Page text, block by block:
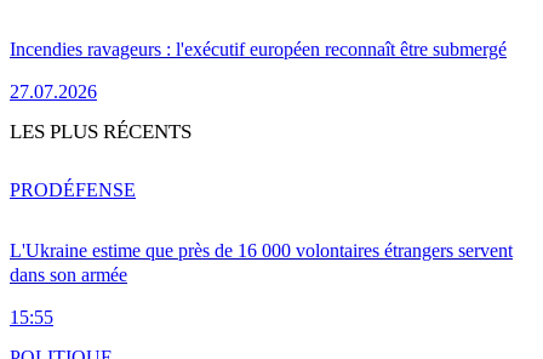
Incendies ravageurs : l'exécutif européen reconnaît être submergé
27.07.2026
LES PLUS RÉCENTS
L'Ukraine estime que près de 16 000 volontaires étrangers servent
dans son armée
15:55
PRODÉFENSE